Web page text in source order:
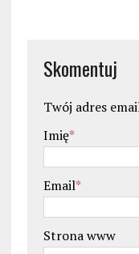
Skomentuj
Twój adres
Imię*
Email*
Strona www